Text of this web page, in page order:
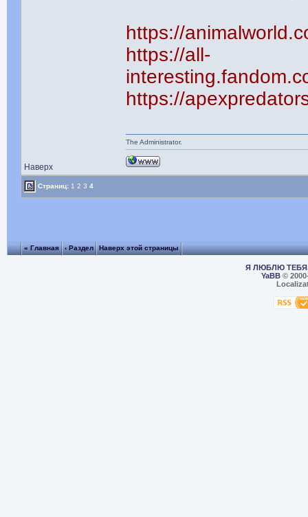
https://
https://all-
https://
Наверх
The Administrator.
Страниц: 1 2 3 4
« Главная ‹ Раздел Наверх этой страницы
Я ЛЮБЛЮ
YaBB©